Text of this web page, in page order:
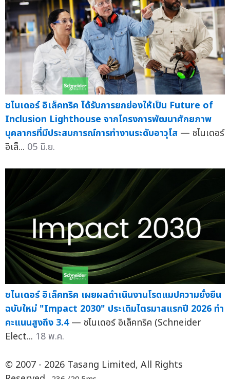
ชไนเดอร์ อิเล็คทริค ได้รับการยกย่องให้เป็น Future of
Inclusion Lighthouse จากโครงการพัฒนาศักยภาพ
บุคลากรที่มีประสบการณ์การทำงานระดับอาวุโส — ชไนเดอร์
อิเล็... 05 มิ.ย.
ชไนเดอร์ อิเล็คทริค เผยผลดำเนินงานโรดแมปความยั่งยืน
ฉบับใหม่ "Impact 2030" ประเดิมไตรมาสแรกปี 2026 ทำ
คะแนนสูงถึง 3.4 — ชไนเดอร์ อิเล็คทริค (Schneider
Elect... 18 พ.ค.
© 2007 - 2026 Tasang Limited, All Rights